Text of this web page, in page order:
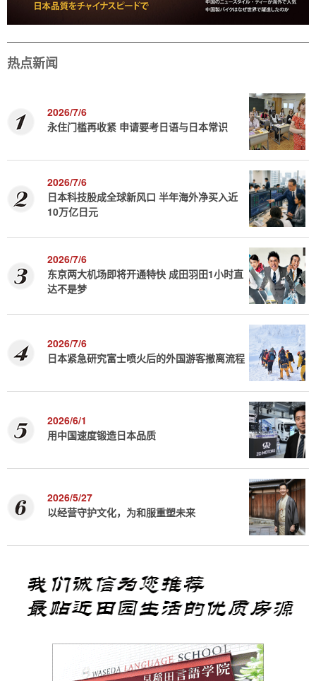
热点新闻
2026/7/6
永住门槛再收紧 申请要考日语与日本常识
2026/7/6
日本科技股成全球新风口 半年海外净买入近
10万亿日元
2026/7/6
东京两大机场即将开通特快 成田羽田1小时直
达不是梦
2026/7/6
日本紧急研究富士喷火后的外国游客撤离流程
2026/6/1
用中国速度锻造日本品质
2026/5/27
以经营守护文化，为和服重塑未来